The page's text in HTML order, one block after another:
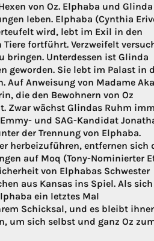
von Oz. Elphaba und Glinda
leben. Elphaba (Cynthia
wird, lebt im Exil in den
fortführt. Verzweifelt
bringen. Unterdessen ist Glinda
geworden. Sie lebt im Palast in
Anweisung von Madame
die den Bewohnern von Oz
Zwar wächst Glindas Ruhm
und SAG-Kandidat
der Trennung von Elphaba.
herbeizuführen, entfernen sich
auf Moq (Tony-Nominierter
von Elphabas Schwester
aus Kansas ins Spiel. Als
ein letztes Mal
Schicksal, und es bleibt
um sich selbst und ganz Oz